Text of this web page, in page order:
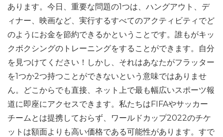
あります。今日、重要な問題の1つは、ハングアウト、デ
ィナー、映画など、実行するすべてのアクティビティでど
のようにお金を節約できるかということです。誰もがキッ
クボクシングのトレーニングをすることができます。自分
を見つけてください！しかし、それはあなたがフラッター
を1つか2つ持つことができないという意味ではありませ
ん。どこからでも直接、ネット上で最も幅広いスポーツ報
道に即座にアクセスできます。私たちはFIFAやサッカー
チームとは提携しておらず、ワールドカップ2022のチケ
ットは額面よりも高い価格である可能性があります。すで